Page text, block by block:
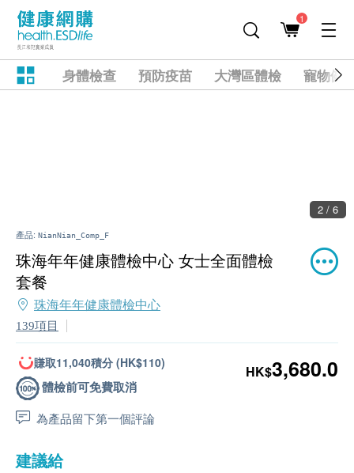
1
身體檢查 預防疫苗 大灣區體檢 寵物健
2 / 6
產品: NianNian_Comp_F
珠海年年健康體檢中心 女士全面體檢
套餐
珠海年年健康體檢中心
139項目
賺取11,040積分 (HK$110)
體檢前可免費取消
為產品留下第一個評論
HK$3,680.0
建議給